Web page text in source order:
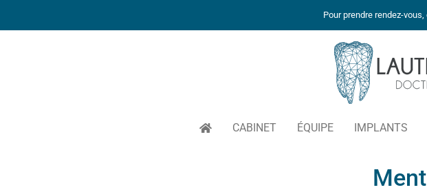
Pour prendre rendez-
CABINET ÉQUIPE IMPLANTS